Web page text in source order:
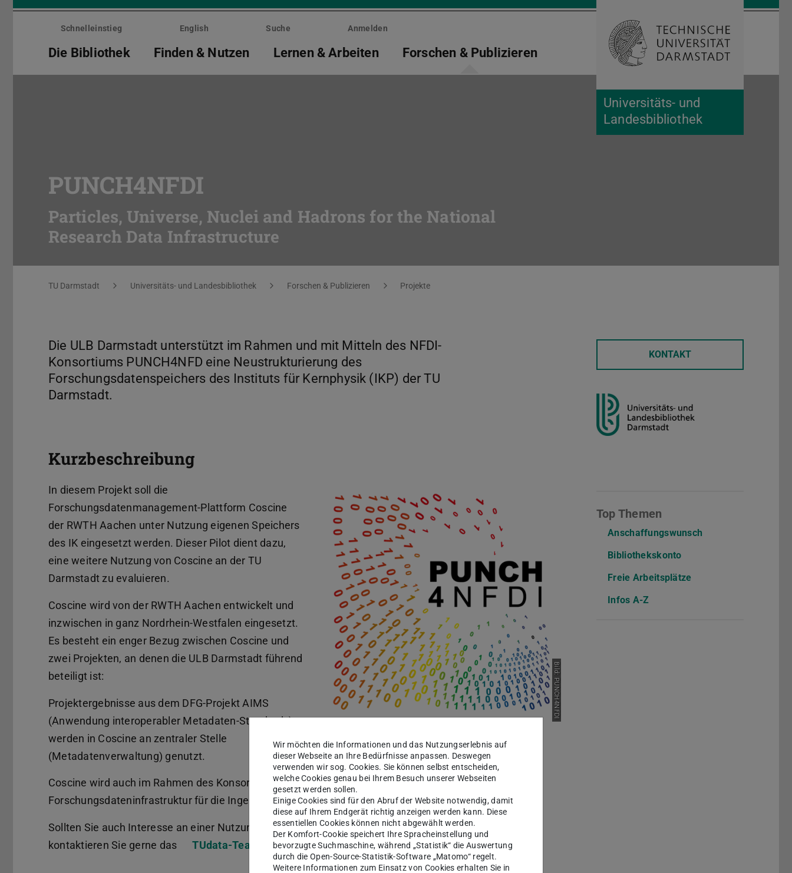
Menü
überspringen
Universitäts- und
Landesbibliothek
Schnelleinstieg English Suche Anmelden
Die Bibliothek Finden & Nutzen Lernen & Arbeiten Forschen & Publizieren Suche öffnen
PUNCH4NFDI
Particles, Universe, Nuclei and Hadrons for the National
Research Data Infrastructure
Sie befinden sich hier:
TU Darmstadt Universitäts- und Landesbibliothek Forschen & Publizieren Projekte
Die ULB Darmstadt unterstützt im Rahmen und mit Mitteln des NFDI-
Konsortiums PUNCH4NFD eine Neustrukturierung des
Forschungsdatenspeichers des Instituts für Kernphysik (IKP) der TU
Darmstadt.
Kurzbeschreibung
Bild: PUNCH4NFDI
In diesem Projekt soll die
Forschungsdatenmanagement-Plattform Coscine
der RWTH Aachen unter Nutzung eigenen Speichers
des IK eingesetzt werden. Dieser Pilot dient dazu,
eine weitere Nutzung von Coscine an der TU
Darmstadt zu evaluieren.
Coscine wird von der RWTH Aachen entwickelt und
inzwischen in ganz Nordrhein-Westfalen eingesetzt.
Es besteht ein enger Bezug zwischen Coscine und
zwei Projekten, an denen die ULB Darmstadt führend
beteiligt ist:
Projektergebnisse aus dem DFG-Projekt AIMS
(Anwendung interoperabler Metadaten-Standards)
werden in Coscine an zentraler Stelle
(Metadatenverwaltung) genutzt.
Coscine wird auch im Rahmen des Konsortiums NFDI4ING (Nationale
Forschungsdateninfrastruktur für die Ingenieurwissenschaften) entwickelt und genutzt.
Sollten Sie auch Interesse an einer Nutzung von Coscine an der TU Darmstadt haben,
kontaktieren Sie gerne das
TUdata-Team
KONTAKT
Top Themen
Anschaffungswunsch
Bibliothekskonto
Freie Arbeitsplätze
Infos A-Z
Wir möchten die Informationen und das Nutzungserlebnis auf
dieser Webseite an Ihre Bedürfnisse anpassen. Deswegen
verwenden wir sog. Cookies. Sie können selbst entscheiden,
welche Cookies genau bei Ihrem Besuch unserer Webseiten
gesetzt werden sollen.
Einige Cookies sind für den Abruf der Website notwendig, damit
diese auf Ihrem Endgerät richtig anzeigen werden kann. Diese
essentiellen Cookies können nicht abgewählt werden.
Der Komfort-Cookie speichert Ihre Spracheinstellung und
bevorzugte Suchmaschine, während „Statistik“ die Auswertung
durch die Open-Source-Statistik-Software „Matomo“ regelt.
Weitere Informationen zum Einsatz von Cookies erhalten Sie in